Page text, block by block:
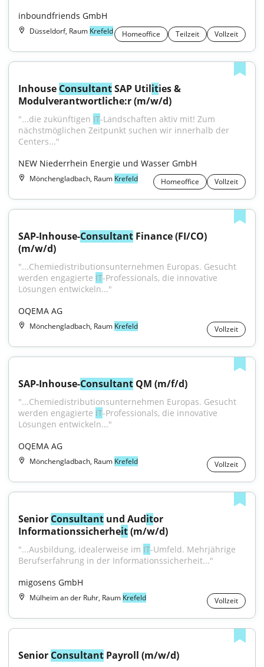
inboundfriends GmbH
Düsseldorf, Raum Krefeld Homeoffice Teilzeit Vollzeit
Inhouse Consultant SAP Utilities &
Modulverantwortliche:r (m/w/d)
"...die zukünftigen IT-Landschaften aktiv mit! Zum
nächstmöglichen Zeitpunkt suchen wir innerhalb der
Centers..."
NEW Niederrhein Energie und Wasser GmbH
Mönchengladbach, Raum Krefeld Homeoffice Vollzeit
SAP-Inhouse-Consultant Finance (FI/CO)
(m/w/d)
"...Chemiedistributionsunternehmen Europas. Gesucht
werden engagierte IT-Professionals, die innovative
Lösungen entwickeln..."
OQEMA AG
Mönchengladbach, Raum Krefeld Vollzeit
SAP-Inhouse-Consultant QM (m/f/d)
"...Chemiedistributionsunternehmen Europas. Gesucht
werden engagierte IT-Professionals, die innovative
Lösungen entwickeln..."
OQEMA AG
Mönchengladbach, Raum Krefeld Vollzeit
Senior Consultant und Auditor
Informationssicherheit (m/w/d)
"...Ausbildung, idealerweise im IT-Umfeld. Mehrjährige
Berufserfahrung in der Informationssicherheit..."
migosens GmbH
Mülheim an der Ruhr, Raum Krefeld Vollzeit
Senior Consultant Payroll (m/w/d)